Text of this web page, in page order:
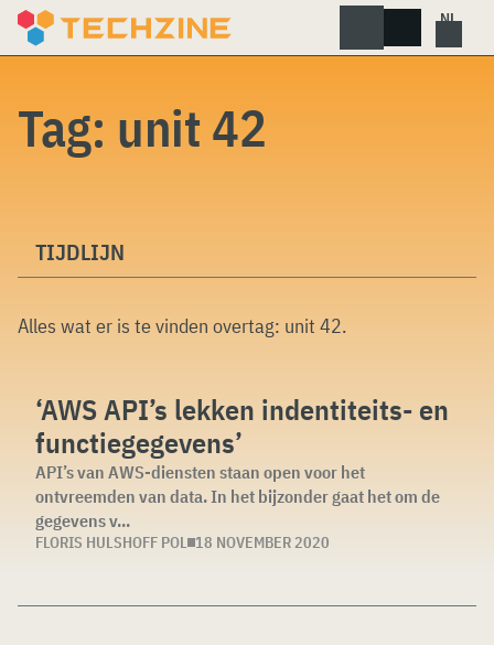
Skip
Tag: unit 42
TIJDLIJN
Alles wat er is te vinden overtag: unit 42.
‘AWS API’s lekken indentiteits- en
functiegegevens’
API’s van AWS-diensten staan open voor het
ontvreemden van data. In het bijzonder gaat het om de
gegevens v...
FLORIS HULSHOFF POL 18 NOVEMBER 2020